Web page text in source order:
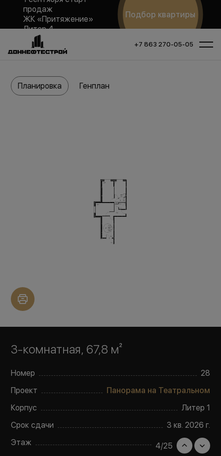
продаж
ЖК «Притяжение»
Литер 4
Подбор квартиры
+7 863 270-05-05
3-комнатная, 67,8 м²
Номер
28
Проект
Панорама на Театральном
Корпус
Литер 1
Срок сдачи
3 кв. 2026 г.
Этаж
4/25
Планировка Генплан